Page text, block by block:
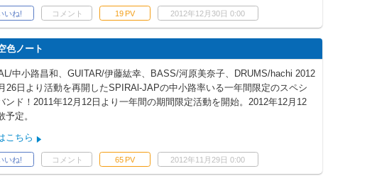
いね! コメント 19 PV 2012年12月30日 0:00
色ノート
中小路昌和、GUITAR/伊藤紘幸、BASS/河原美奈子、DRUMS/hachi 2012
26日より活動を再開したSPIRAl-JAPの中小路率いる一年間限定のスペシ
ンド！2011年12月12日より一年間の期間限定活動を開始。2012年12月12
予定。
こちら
いね! コメント 65 PV 2012年11月29日 0:00